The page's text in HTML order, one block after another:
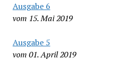
Ausgabe 6
vom 15. Mai 2019
Ausgabe 5
vom 01. April 2019